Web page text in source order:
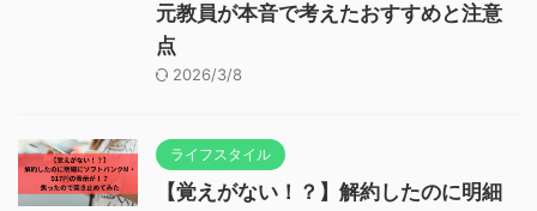
元教員が本音で考えたおすすめと注意
点
2026/3/8
ライフスタイル
【覚えがない！？】解約したのに明細